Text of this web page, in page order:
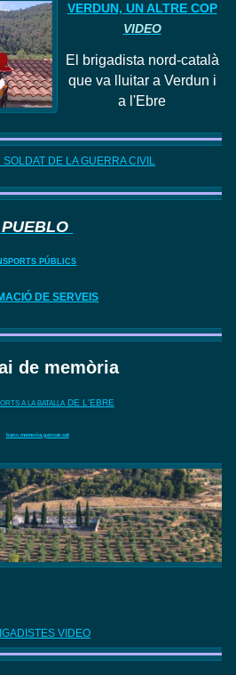
VERDUN, UN ALTRE COP
VIDEO
El brigadista nord-català
que va lluitar a Verdun i
a l'Ebre
SOLDAT DE LA GUERRA CIVIL
PÚBLICS
DE SERVEIS
de memòria
A LA BATALLADE L'EBRE
banc.memoria.gencat.cat
VIDEO